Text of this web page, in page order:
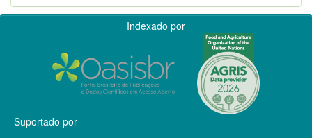
Indexado por
Suportado por